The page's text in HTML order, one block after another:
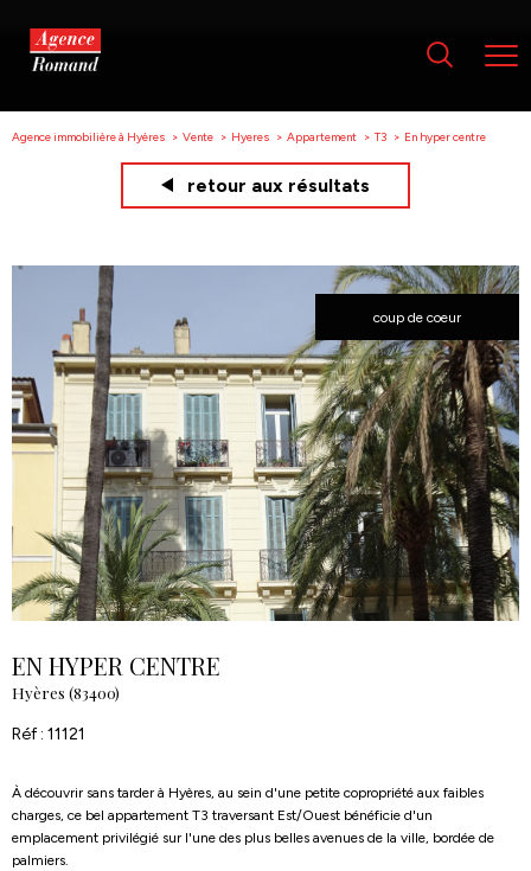
Agence immobilière à Hyères Vente Hyeres Appartement T3 En hyper centre
retour aux résultats
coup de coeur
EN HYPER CENTRE
Hyères (83400)
Réf : 11121
À découvrir sans tarder à Hyères, au sein d'une petite copropriété aux faibles
charges, ce bel appartement T3 traversant Est/Ouest bénéficie d'un
emplacement privilégié sur l'une des plus belles avenues de la ville, bordée de
palmiers.